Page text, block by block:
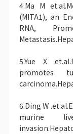
4.Ma M
(MITA1), an
RNA,
5.Yue X
promotes
6.Ding W
murine